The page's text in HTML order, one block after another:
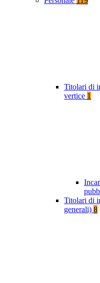
Titolari di
vertice 1
Titolari di
generali) 8